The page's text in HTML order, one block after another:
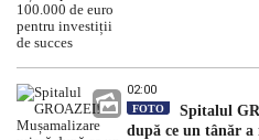
02:00
FOTO
Spitalul
după ce un tânăr